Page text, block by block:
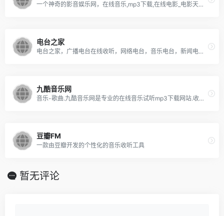
一个神奇的影音娱乐网，在线音乐,mp3下载,在线电影_电影天堂、电视直播，小康音乐,酷狗音乐,音乐电台,创意生活,聆听音乐,音悦台,豆瓣fm,虾米音乐,一听
电台之家
电台之家，广播电台在线收听，网络电台，音乐电台，新闻电台，文艺电台，经济电台，娱乐电台，都市电台，交通电台，国外广播电台，提供电台网址、电台节目查询，电台之家倾力打造最好的广播电台在线收听平台。
九酷音乐网
音乐-歌曲.九酷音乐网是专业的在线音乐试听mp3下载网站.收录了网上最新歌曲和流行音乐,网络歌曲,好听的歌,非主流音乐,QQ音乐,经典老歌,劲舞团歌曲,搞笑歌曲,儿童歌曲,英文歌曲等。是您寻找好听的歌首选网站。
豆瓣FM
一款由豆瓣开发的个性化的音乐收听工具
暂无评论